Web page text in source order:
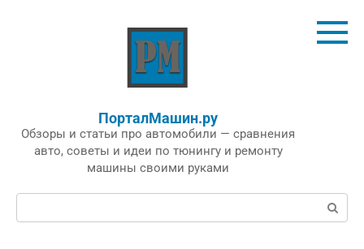
ПорталМашин.ру
Обзоры и статьи про автомобили — сравнения
авто, советы и идеи по тюнингу и ремонту
машины своими руками
Поиск: